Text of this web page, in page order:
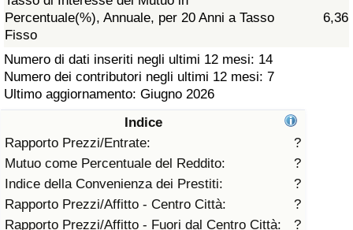
Percentuale(%), Annuale, per 20 Anni a Tasso
Fisso
6,36
Numero di dati inseriti negli ultimi 12 mesi: 14
Numero dei contributori negli ultimi 12 mesi: 7
Ultimo aggiornamento: Giugno 2026
Indice
Rapporto Prezzi/Entrate:
?
Mutuo come Percentuale del Reddito:
?
Indice della Convenienza dei Prestiti:
?
Rapporto Prezzi/Affitto - Centro Città:
?
Rapporto Prezzi/Affitto - Fuori dal Centro Città:
?
Indice dell’Assistenza Sanitaria per
Nazione
Inquinamento
Indice dell’Inquinamento (Corrente)
Indice di inquinamento
Indice dell’Inquinamento per Nazione